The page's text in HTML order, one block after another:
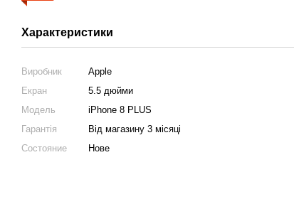
Характеристики
Виробник
Apple
Екран
5.5 дюйми
Модель
iPhone 8 PLUS
Гарантія
Від магазину 3 місяці
Состояние
Нове